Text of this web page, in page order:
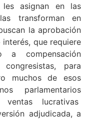
asignan en las
transforman en
la aprobación
que requiere
a compensación
para
muchos de esos
parlamentarios
lucrativas
adjudicada, a